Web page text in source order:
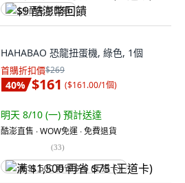
$9 酷澎幣回饋
HAHABAO 恐龍扭蛋機, 綠色, 1個
首購折扣價$269
40% $161 ($161.00/1個)
明天 8/10 (一) 預計送達
酷澎直售 ∙ WOW免運 ∙ 免費退貨
(33)
满 $1,500 再省 $75 (王道卡)